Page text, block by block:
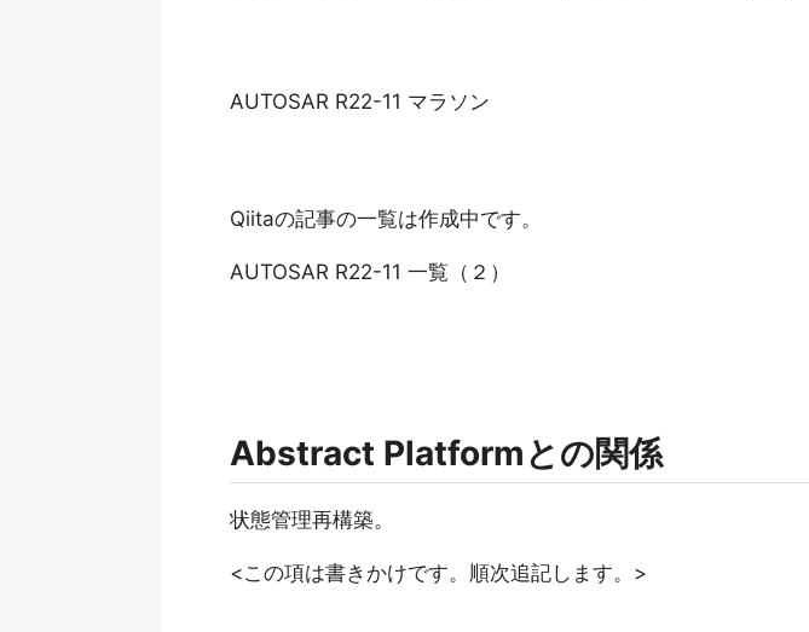
AUTOSAR R22-11 マラソン
Qiitaの記事の一覧は作成中です。
AUTOSAR R22-11 一覧（２）
Abstract Platformとの関係
状態管理再構築。
<この項は書きかけです。順次追記します。>